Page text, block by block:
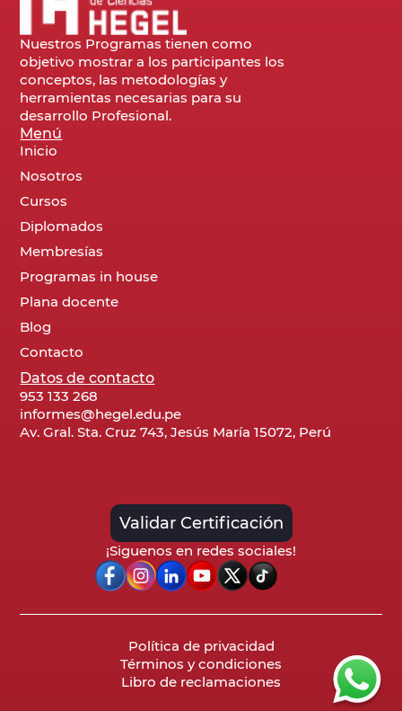
Nuestros Programas tienen como
objetivo mostrar a los participantes los
conceptos, las metodologías y
herramientas necesarias para su
desarrollo Profesional.
Menú
Inicio
Nosotros
Cursos
Diplomados
Membresías
Programas in house
Plana docente
Blog
Contacto
Datos de contacto
953 133 268
informes@hegel.edu.pe
Av. Gral. Sta. Cruz 743, Jesús María 15072, Perú
Validar Certificación
¡Siguenos en redes sociales!
Política de privacidad
Términos y condiciones
Libro de reclamaciones